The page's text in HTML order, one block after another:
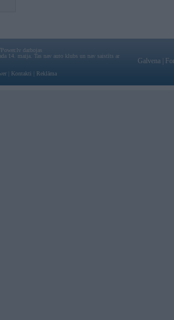
darbojas
14. maija. Tas nav auto klubs un nav saistīts ar
Kontakti Reklāma
Galvena